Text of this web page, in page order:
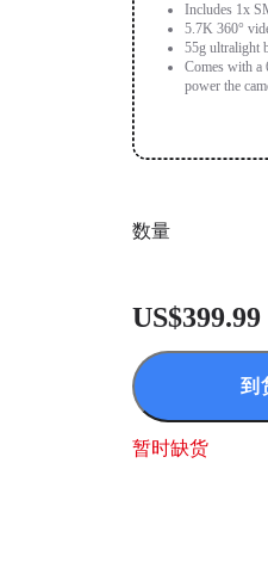
Includes 1x
5.7K 360°
55g ultralight
Comes with a
power the
数量
US$399.99
到
暂时缺货